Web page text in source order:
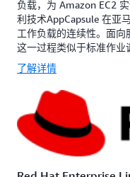
负载，为 Amazon EC2
利技术AppCapsule 在亚
工作负载的连续性。面向
这一过程类似于标准作业
了解详情